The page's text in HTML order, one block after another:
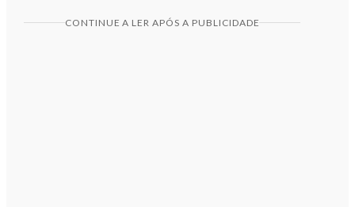
CONTINUE A LER APÓS A PUBLICIDADE